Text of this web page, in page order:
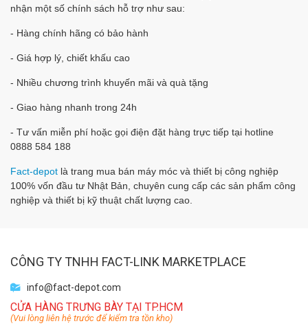
nhận một số chính sách hỗ trợ như sau:
- Hàng chính hãng có bảo hành
- Giá hợp lý, chiết khấu cao
- Nhiều chương trình khuyến mãi và quà tặng
- Giao hàng nhanh trong 24h
- Tư vấn miễn phí hoặc gọi điện đặt hàng trực tiếp tại hotline
0888 584 188
Fact-depot là trang mua bán máy móc và thiết bị công nghiệp
100% vốn đầu tư Nhật Bản, chuyên cung cấp các sản phẩm công
nghiệp và thiết bị kỹ thuật chất lượng cao.
CÔNG TY TNHH FACT-LINK MARKETPLACE
info@fact-depot.com
CỬA HÀNG TRƯNG BÀY TẠI TP.HCM
(Vui lòng liên hệ trước để kiểm tra tồn kho)